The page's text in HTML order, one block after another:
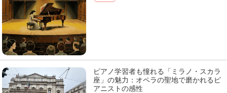
ピアノ学習者も憧れる「ミラノ・スカラ
座」の魅力：オペラの聖地で磨かれるピ
アニストの感性